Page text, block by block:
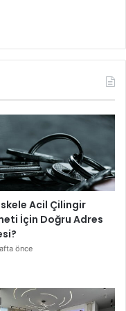
Acil Çilingir
İçin Doğru Adres
önce